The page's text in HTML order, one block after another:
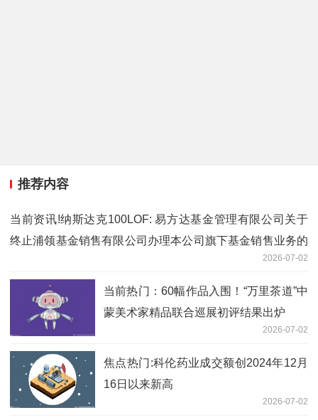
推荐内容
当前资讯!纳斯达克100LOF: 易方达基金管理有限公司关于
终止浦领基金销售有限公司办理本公司旗下基金销售业务的
2026-07-02
当前热门：60幅作品入围！“万里茶道”中
蒙美术家精品联合巡展初评结果出炉
2026-07-02
焦点热门:科伦药业成交额创2024年12月
16日以来新高
2026-07-02